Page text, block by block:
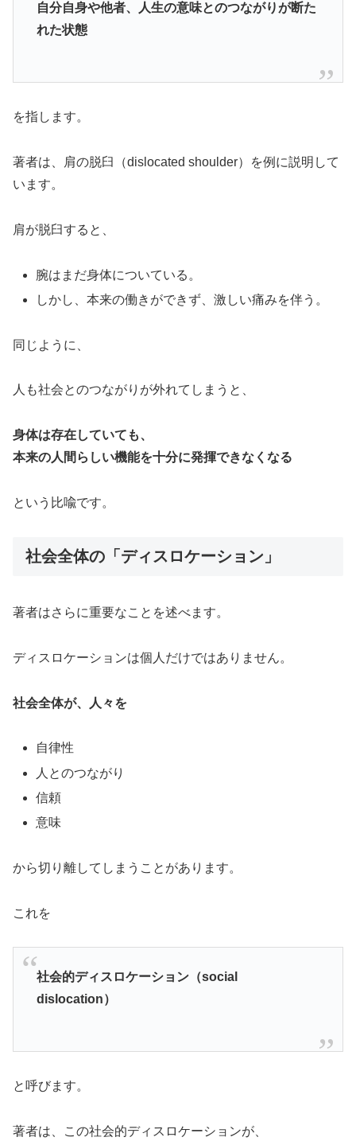
自分自身や他者、人生の意味とのつながりが断た
れた状態
を指します。
著者は、肩の脱臼（dislocated shoulder）を例に説明して
います。
肩が脱臼すると、
腕はまだ身体についている。
しかし、本来の働きができず、激しい痛みを伴う。
同じように、
人も社会とのつながりが外れてしまうと、
身体は存在していても、
本来の人間らしい機能を十分に発揮できなくなる
という比喩です。
社会全体の「ディスロケーション」
著者はさらに重要なことを述べます。
ディスロケーションは個人だけではありません。
社会全体が、人々を
自律性
人とのつながり
信頼
意味
から切り離してしまうことがあります。
これを
社会的ディスロケーション（social
dislocation）
と呼びます。
著者は、この社会的ディスロケーションが、